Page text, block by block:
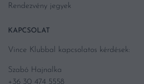
Rendezvény jegyek
KAPCSOLAT
Vince Klubbal kapcsolatos kérdések:
Szabó Hajnalka
+36 30 474 5558